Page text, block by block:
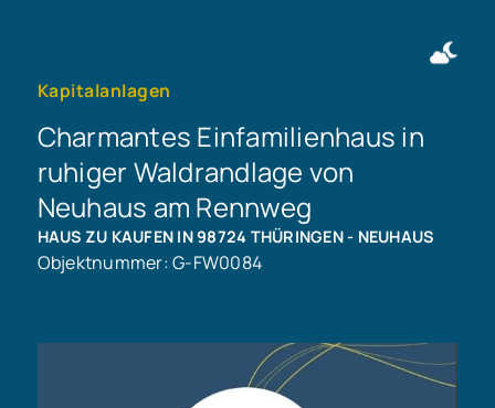
Kapitalanlagen
Charmantes Einfamilienhaus in
ruhiger Waldrandlage von
Neuhaus am Rennweg
HAUS ZU KAUFEN IN 98724 THÜRINGEN - NEUHAUS
Objektnummer: G-FW0084